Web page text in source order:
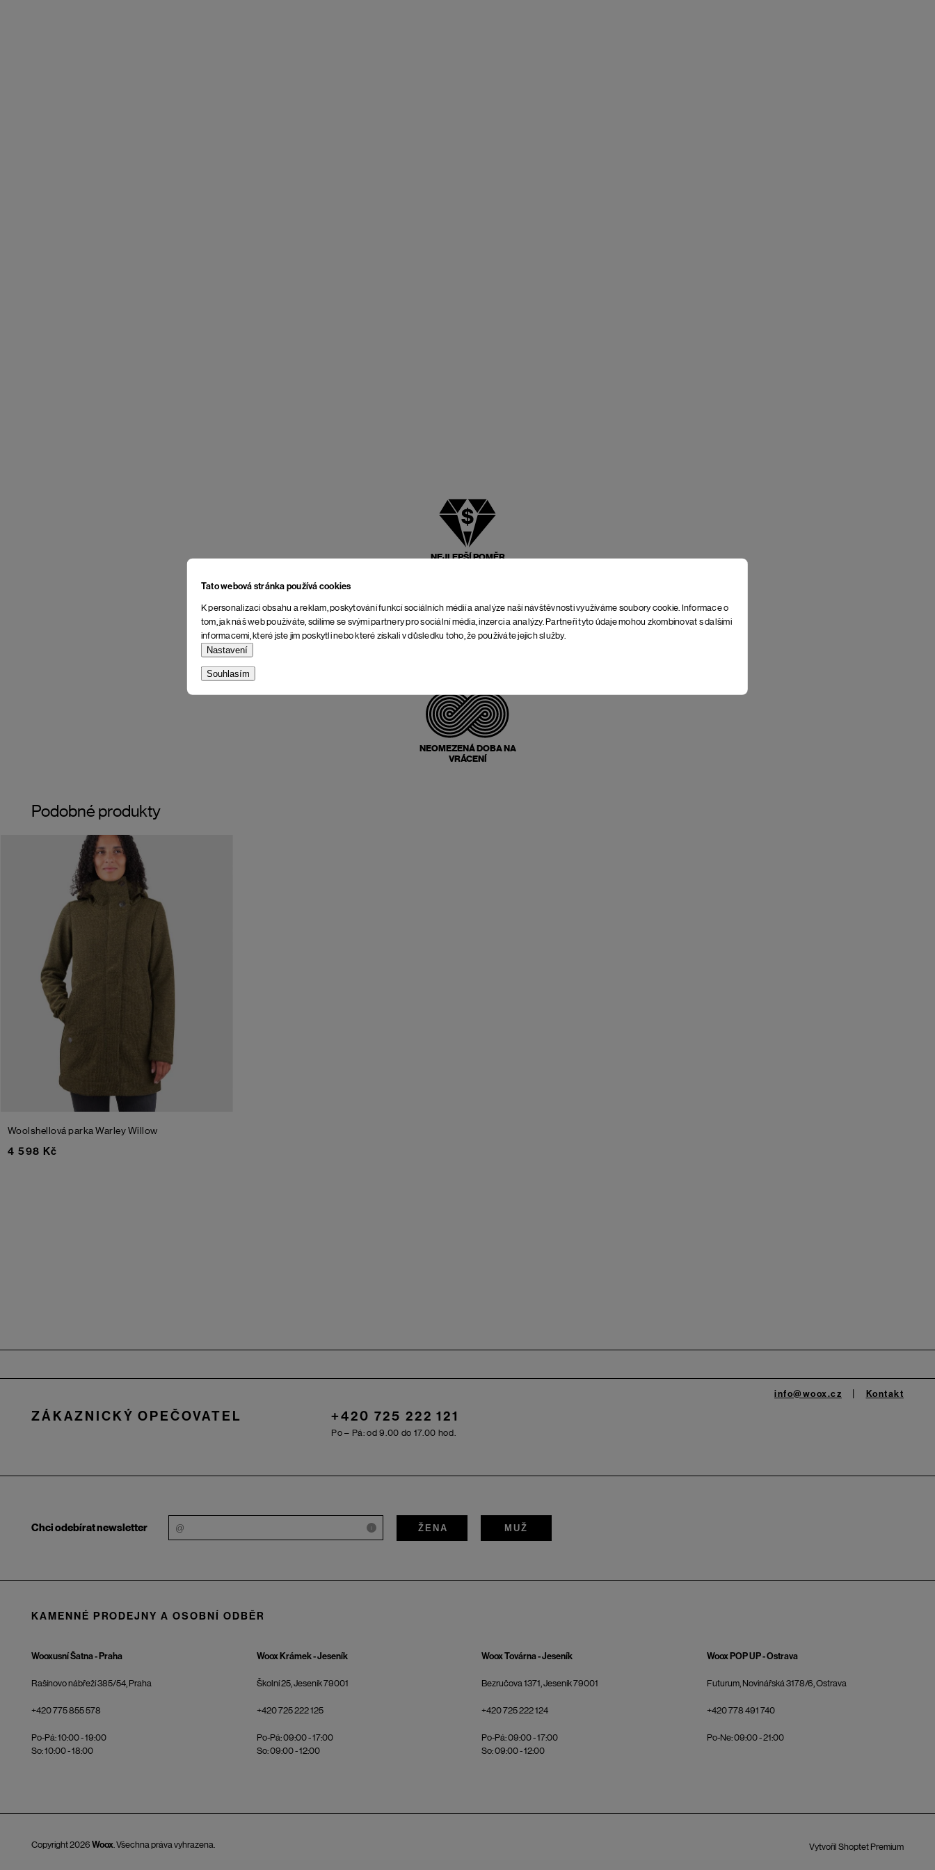
Tato webová stránka používá cookies
K personalizaci obsahu a reklam, poskytování funkcí sociálních médií a analýze naší návštěvnosti využíváme soubory cookie. Informace o
tom, jak náš web používáte, sdílíme se svými partnery pro sociální média, inzerci a analýzy. Partneři tyto údaje mohou zkombinovat s dalšími
informacemi, které jste jim poskytli nebo které získali v důsledku toho, že používáte jejich služby.
Nastavení
Souhlasím
NEJLEPŠÍ POMĚR
NEOMEZENÁ DOBA NA
VRÁCENÍ
Podobné produkty
Woolshellová parka WarleyWillow
4 598 Kč
ZÁKAZNICKÝ OPEČOVATEL +420 725 222 121
Po – Pá: od 9.00 do 17.00 hod.
info@woox.cz Kontakt
Chci odebírat newsletter i ŽENA MUŽ
KAMENNÉ PRODEJNY A OSOBNÍ ODBĚR
Wooxusní Šatna - Praha
Rašínovo nábřeží 385/54, Praha
+420 775 855 578
Po-Pá: 10:00 - 19:00
So: 10:00 - 18:00
Woox Krámek - Jeseník
Školní 25, Jeseník 79001
+420 725 222 125
Po-Pá: 09:00 - 17:00
So: 09:00 - 12:00
Woox Továrna - Jeseník
Bezručova 1371, Jeseník 79001
+420 725 222 124
Po-Pá: 09:00 - 17:00
So: 09:00 - 12:00
Woox POP UP - Ostrava
Futurum, Novinářská 3178/6, Ostrava
+420 778 491 740
Po-Ne: 09:00 - 21:00
Vytvořil Shoptet Premium
Copyright 2026 Woox. Všechna práva vyhrazena.